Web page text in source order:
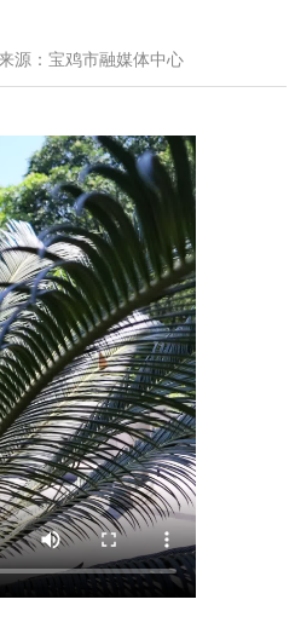
来源：宝鸡市融媒体中心